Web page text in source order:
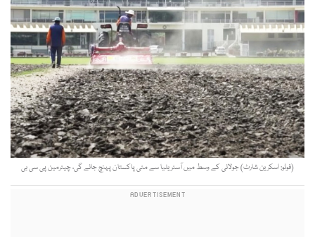
(فوٹو: اسکرین شارٹ) جولائی کے وسط میں آسٹریلیا سے مٹی پاکستان پہنچ جائے گی، چیئرمین پی سی بی